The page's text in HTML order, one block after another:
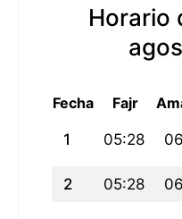
Horario
Fecha Fajr
1 05:28
2 05:28